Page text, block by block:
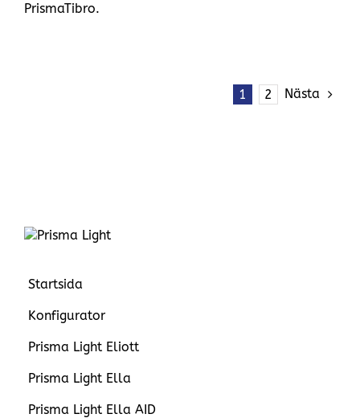
PrismaTibro.
1 2 Nästa
Startsida
Konfigurator
Prisma Light Eliott
Prisma Light Ella
Prisma Light Ella AID